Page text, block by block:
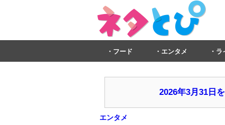
フード エンタメ ラ
2026年3月31日
エンタメ